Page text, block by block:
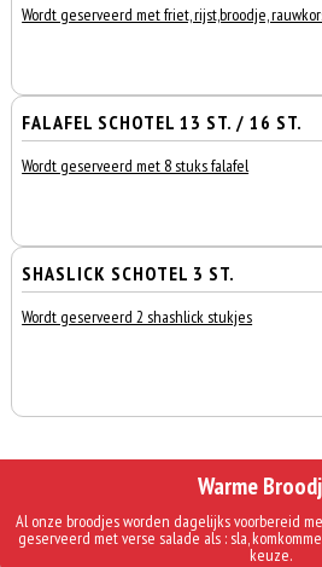
Wordt geserveerd met friet, rijst,broodje,
FALAFEL SCHOTEL 13 ST. / 16 ST.
Wordt geserveerd met 8 stuks falafel
SHASLICK SCHOTEL 3 ST.
Wordt geserveerd 2 shashlick stukjes
Warme
Al onze broodjes worden dagelijks voorbereid
geserveerd met verse salade als : sla,
keuze.